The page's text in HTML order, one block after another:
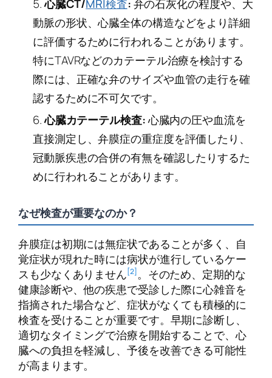
心臓CT/MRI検査:弁の石灰化の程度や、大
動脈の形状、心臓全体の構造などをより詳細
に評価するために行われることがあります。
特にTAVRなどのカテーテル治療を検討する
際には、正確な弁のサイズや血管の走行を確
認するために不可欠です。
心臓カテーテル検査:心臓内の圧や血流を
直接測定し、弁膜症の重症度を評価したり、
冠動脈疾患の合併の有無を確認したりするた
めに行われることがあります。
なぜ検査が重要なのか？
弁膜症は初期には無症状であることが多く、自
覚症状が現れた時には病状が進行しているケー
スも少なくありません[2]。そのため、定期的な
健康診断や、他の疾患で受診した際に心雑音を
指摘された場合など、症状がなくても積極的に
検査を受けることが重要です。早期に診断し、
適切なタイミングで治療を開始することで、心
臓への負担を軽減し、予後を改善できる可能性
が高まります。